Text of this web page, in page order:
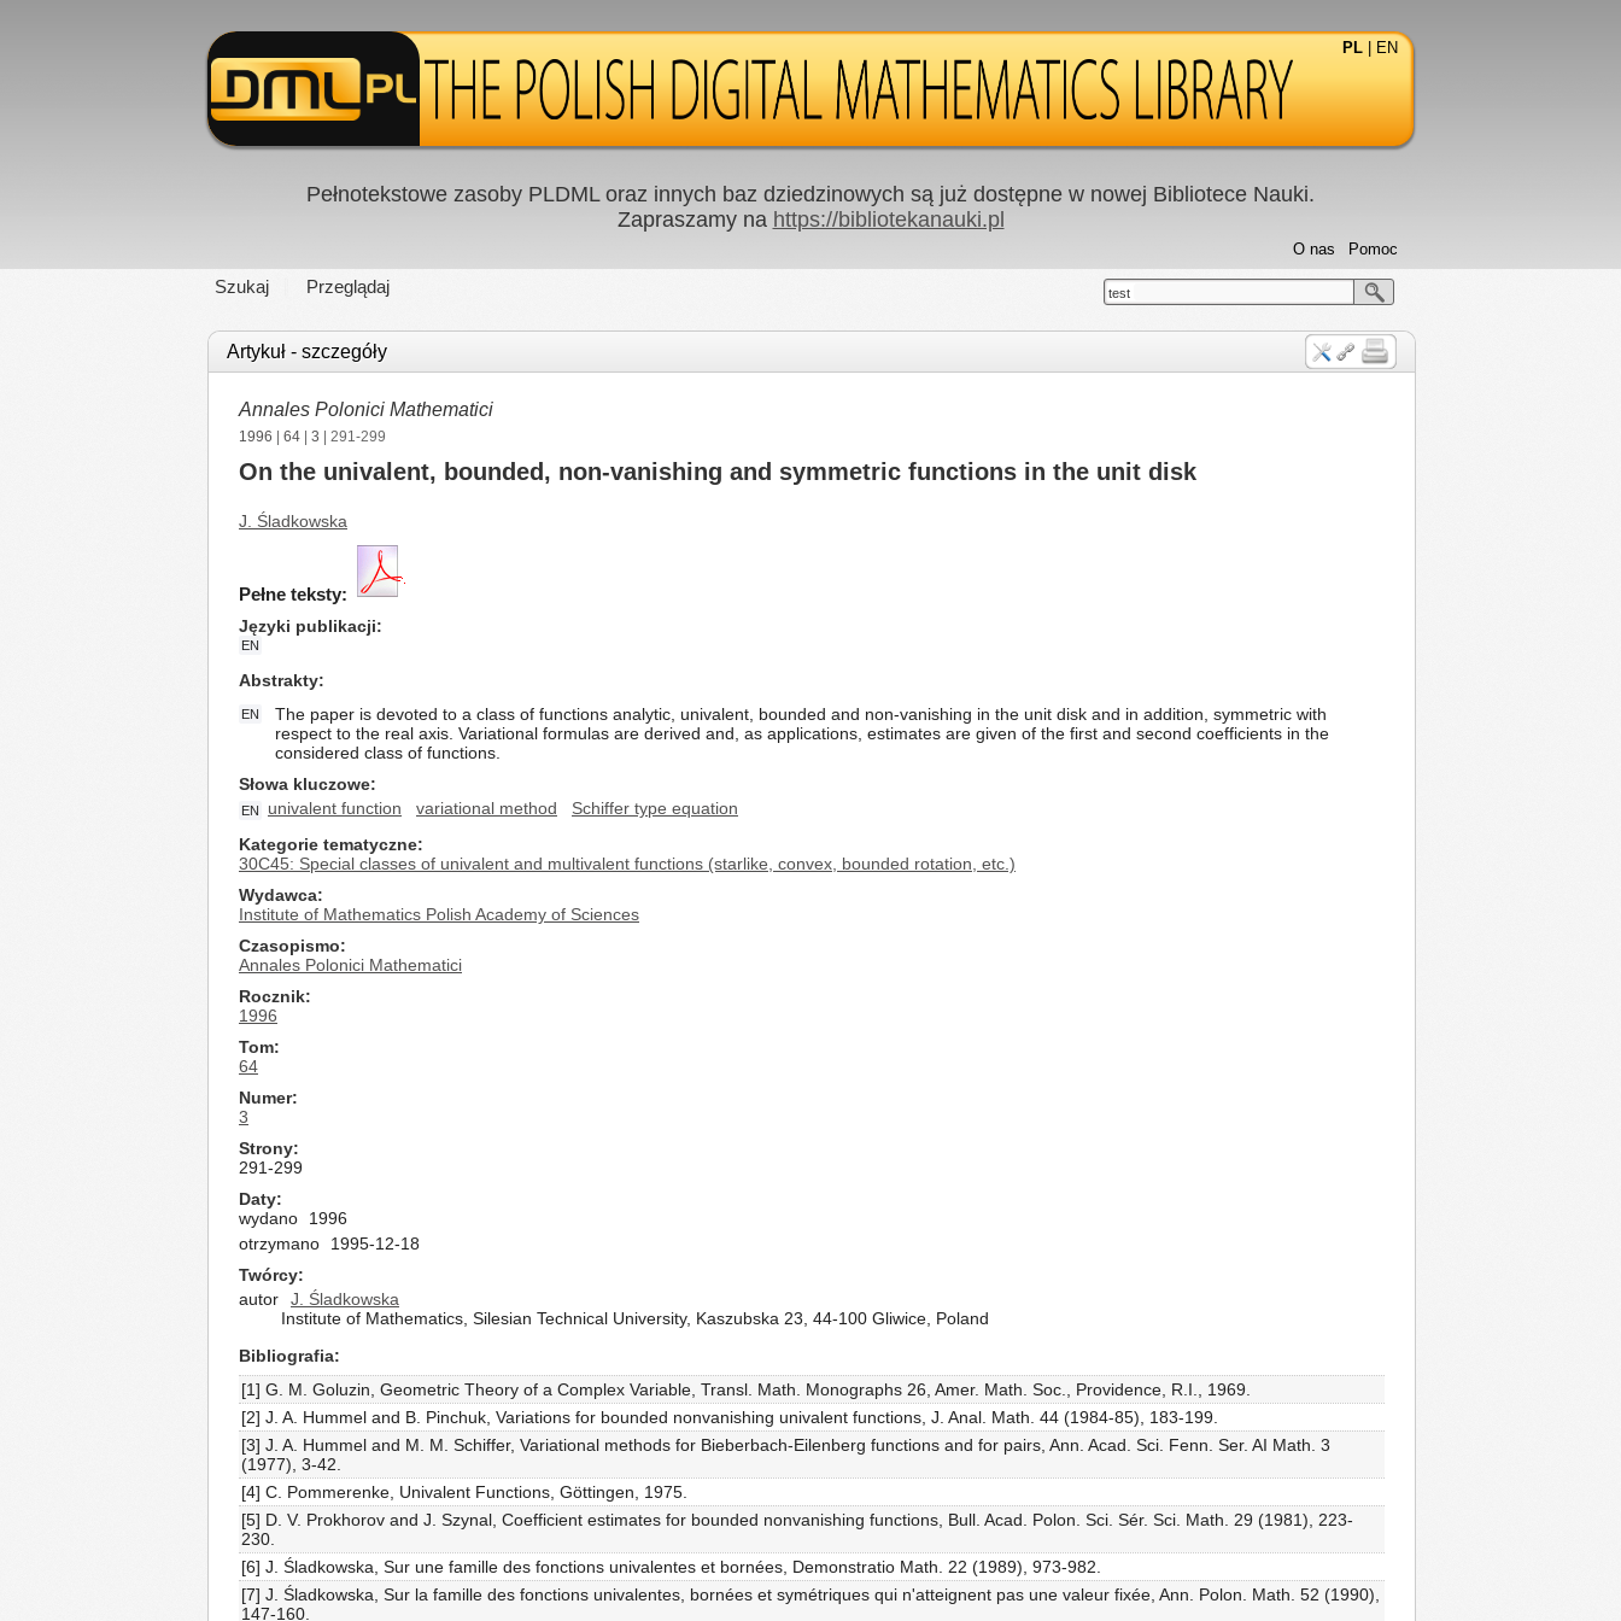
PL EN
Pełnotekstowe zasoby PLDML oraz innych baz dziedzinowych są już dostępne w nowej Bibliotece Nauki.
Zapraszamy na https://bibliotekanauki.pl
Szukaj Przeglądaj
Pomoc
O nas
test
Artykuł - szczegóły
Annales Polonici Mathematici
1996 64 3 | 291-299
On the univalent, bounded, non-vanishing and symmetric functions in the unit disk
J. Śladkowska
Pełne teksty:
Języki publikacji
EN
Abstrakty
EN
The paper is devoted to a class of functions analytic, univalent, bounded and non-vanishing in the unit disk and in addition, symmetric with
respect to the real axis. Variational formulas are derived and, as applications, estimates are given of the first and second coefficients in the
considered class of functions.
Słowa kluczowe
EN univalent function variational method
Schiffer type equation
Kategorie tematyczne
30C45: Special classes of univalent and multivalent functions (starlike, convex, bounded rotation, etc.)
Wydawca
Institute of Mathematics Polish Academy of Sciences
Czasopismo
Annales Polonici Mathematici
Rocznik
1996
Tom
64
Numer
3
Strony
291-299
Daty
wydano
1996
otrzymano
1995-12-18
Twórcy
autor
J. Śladkowska
Institute of Mathematics, Silesian Technical University, Kaszubska 23, 44-100 Gliwice, Poland
Bibliografia
[1] G. M. Goluzin, Geometric Theory of a Complex Variable, Transl. Math. Monographs 26, Amer. Math. Soc., Providence, R.I., 1969.
[2] J. A. Hummel and B. Pinchuk, Variations for bounded nonvanishing univalent functions, J. Anal. Math. 44 (1984-85), 183-199.
[3] J. A. Hummel and M. M. Schiffer, Variational methods for Bieberbach-Eilenberg functions and for pairs, Ann. Acad. Sci. Fenn. Ser. AI Math. 3
(1977), 3-42.
[4] C. Pommerenke, Univalent Functions, Göttingen, 1975.
[5] D. V. Prokhorov and J. Szynal, Coefficient estimates for bounded nonvanishing functions, Bull. Acad. Polon. Sci. Sér. Sci. Math. 29 (1981), 223-
230.
[6] J. Śladkowska, Sur une famille des fonctions univalentes et bornées, Demonstratio Math. 22 (1989), 973-982.
[7] J. Śladkowska, Sur la famille des fonctions univalentes, bornées et symétriques qui n'atteignent pas une valeur fixée, Ann. Polon. Math. 52 (1990),
147-160.